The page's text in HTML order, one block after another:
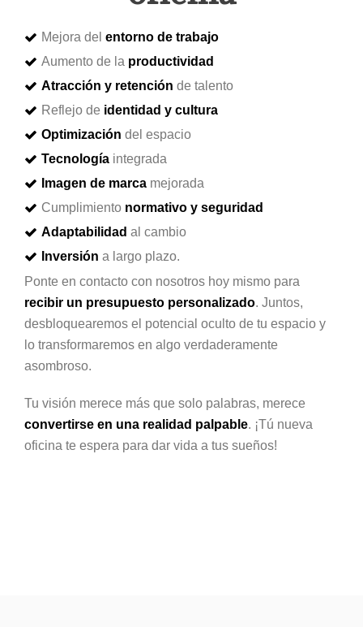
Mejora del entorno de trabajo
Aumento de la productividad
Atracción y retención de talento
Reflejo de identidad y cultura
Optimización del espacio
Tecnología integrada
Imagen de marca mejorada
Cumplimiento normativo y seguridad
Adaptabilidad al cambio
Inversión a largo plazo.
Ponte en contacto con nosotros hoy mismo para
recibir un presupuesto personalizado. Juntos,
desbloquearemos el potencial oculto de tu espacio y
lo transformaremos en algo verdaderamente
asombroso.
Tu visión merece más que solo palabras, merece
convertirse en una realidad palpable. ¡Tú nueva
oficina te espera para dar vida a tus sueños!